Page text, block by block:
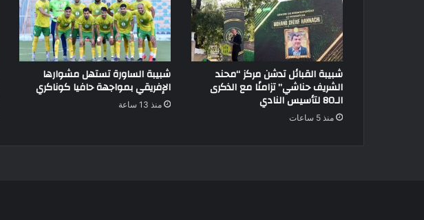
شبيبة القبائل تدشن مركز “محند
الشريف حناشي” تزامنًا مع الذكرى
الـ80 لتأسيس النادي
منذ 5 ساعات
شبيبة الساورة تستهل مشوارها
الإفريقي بمواجهة حافيا كوناكري
منذ 13 ساعة